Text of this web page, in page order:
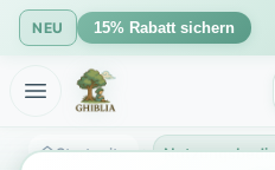
NEU 15% Rabatt sichern
Startseite